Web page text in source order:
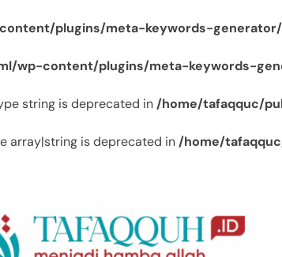
plugins/meta-keywords-generator/
wp-content/plugins/meta-keywords-
string is deprecated in /home/tafaqquc/
array|string is deprecated in /home/